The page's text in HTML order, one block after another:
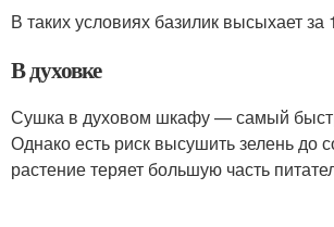
В таких условиях базилик высыхает за
В духовке
Сушка в духовом шкафу — самый
Однако есть риск высушить зелень до
растение теряет большую часть